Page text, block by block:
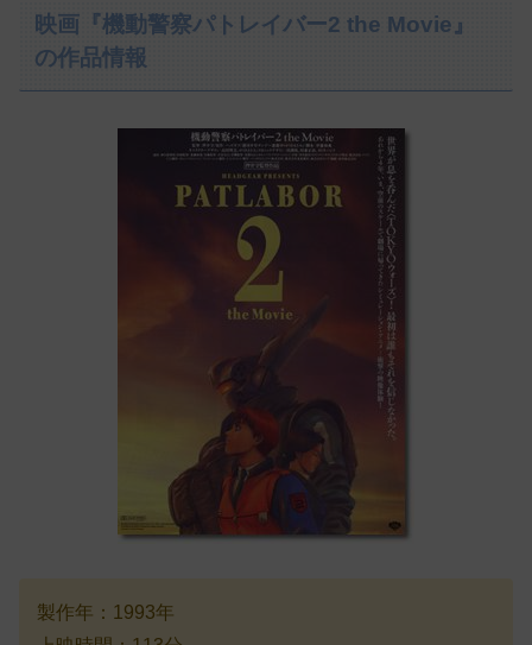
映画『機動警察パトレイバー2 the Movie』
の作品情報
製作年：1993年